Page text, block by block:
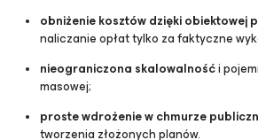
obniżenie kosztów dzięki obiektowej
naliczanie opłat tylko za faktyczne
nieograniczona skalowalnośći
masowej;
proste wdrożenie w chmurze
tworzenia złożonych planów.